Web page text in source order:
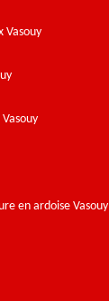
Vasouy
en ardoise Vasouy